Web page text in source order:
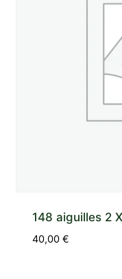
148 aiguilles 2
40,00€